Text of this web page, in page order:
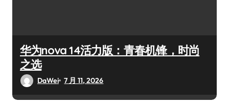
华为nova 14活力版：青春机锋，时尚
之选
DaWei 7 月 11, 2026